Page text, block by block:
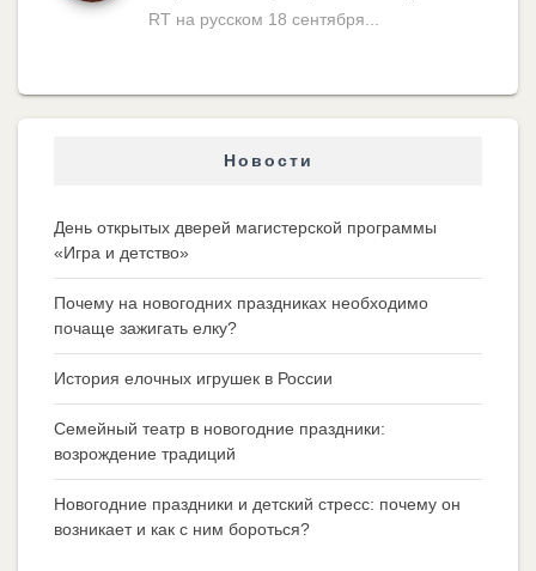
RT на русском 18 сентября...
Новости
День открытых дверей магистерской программы
«Игра и детство»
Почему на новогодних праздниках необходимо
почаще зажигать елку?
История елочных игрушек в России
Семейный театр в новогодние праздники:
возрождение традиций
Новогодние праздники и детский стресс: почему он
возникает и как с ним бороться?